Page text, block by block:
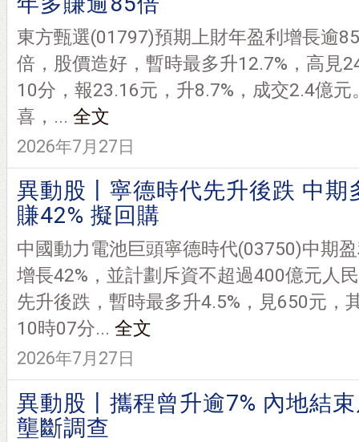
東方甄選(01797)預期上財年盈利增長逾85
倍，股價造好，暫時最多升12.7%，高見
10分，報23.16元，升8.7%，成交2.4億
喜，... 全文
2026年7月27日
異動股丨寧德時代先升後跌 中期
賺42% 擬回購
中國動力電池巨頭寧德時代(03750)中期
增長42%，並計劃斥資不超過400億元人
先升後跌，暫時最多升4.5%，見650元，
10時07分... 全文
2026年7月27日
異動股丨攜程曾升逾7% 內地結
壟斷調查